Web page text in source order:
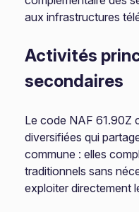
aux infrastructures
Activités
secondaires
Le code NAF 61.90Z
diversifiées qui
commune : elles
traditionnels sans
exploiter directement